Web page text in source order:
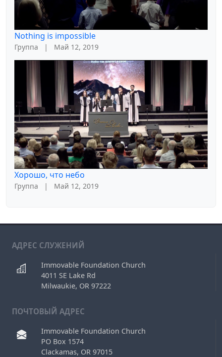
Nothing is impossible
Группа | Май 12, 2019
Хорошо, что небо
Группа | Май 12, 2019
АДРЕС СЛУЖЕНИЙ
Immovable Foundation Church
4011 SE Lake Rd
Milwaukie, OR 97222
ПОЧТОВЫЙ АДРЕС
Immovable Foundation Church
PO Box 1574
Clackamas, OR 97015